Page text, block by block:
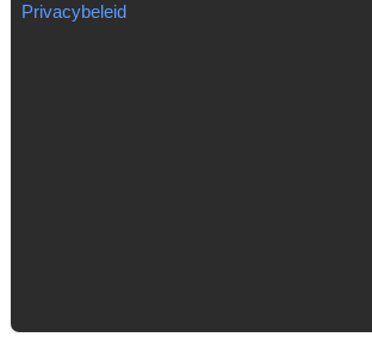
Privacybeleid